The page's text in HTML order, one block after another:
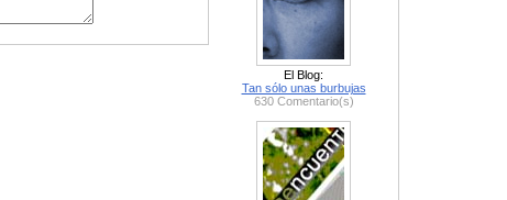
El Blog:
Tan sólo unas burbujas
630 Comentario(s)